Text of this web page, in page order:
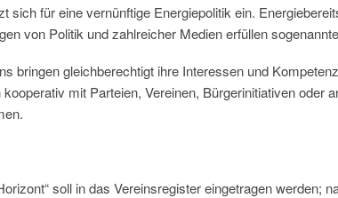
sich für eine vernünftige Energiepolitik ein.
von Politik und zahlreicher Medien erfüllen
bringen gleichberechtigt ihre Interessen und
mit Parteien, Vereinen, Bürgerinitiativen
soll in das Vereinsregister eingetragen werden;